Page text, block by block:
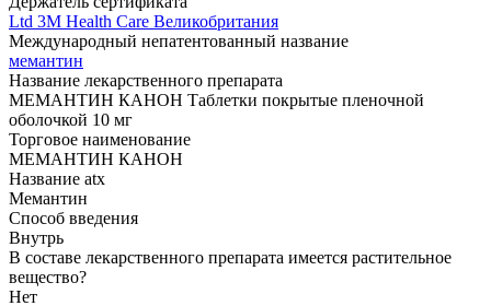
Ltd 3M Health Care Великобритания
Международный непатентованный название
мемантин
Название лекарственного препарата
МЕМАНТИН КАНОН Таблетки покрытые пленочной
оболочкой 10 мг
Торговое наименование
МЕМАНТИН КАНОН
Название atx
Мемантин
Способ введения
Внутрь
В составе лекарственного препарата имеется растительное
вещество?
Нет